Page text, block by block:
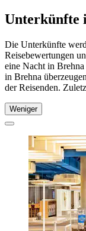
Unterkünfte
Die Unterkünfte
Reisebewertungen
eine Nacht in
in Brehna
der Reisenden.
Weniger